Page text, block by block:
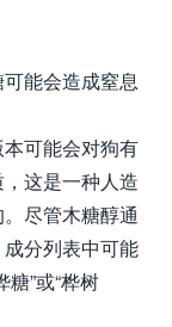
能会造成窒息
可能会对狗有
这是一种人造
尽管木糖醇通
分列表中可能
”或“桦树